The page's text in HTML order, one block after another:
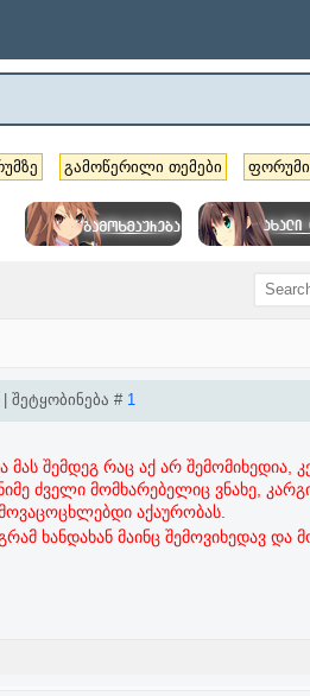
გამოწერილი თემები
შეტყობინება # 1
შემდეგ რაც აქ არ შემომიხედია,
ძველი მომხარებელიც ვნახე,
აქაურობას.
ხანდახან მაინც შემოვიხედავ და